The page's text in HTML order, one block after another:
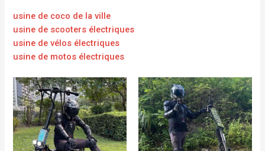
usine de coco de la ville
usine de scooters électriques
usine de vélos électriques
usine de motos électriques